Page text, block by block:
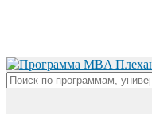
content